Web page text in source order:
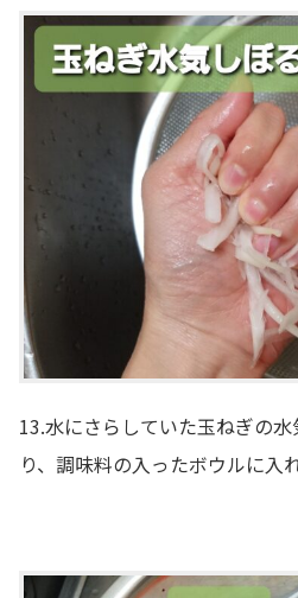
13.水にさらしていた玉ねぎの
り、調味料の入ったボウルに入